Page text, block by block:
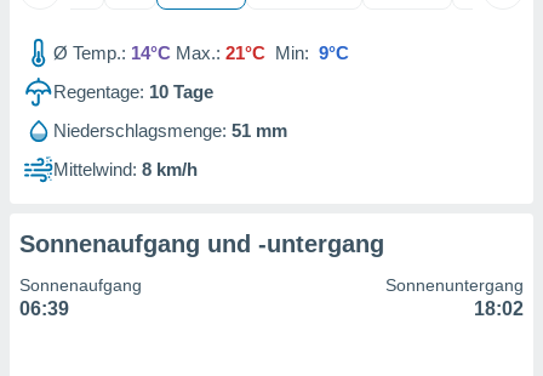
von
zur
der
von
von
Ø Temp.: 14°C Max.: 21°C Min: 9°C
Regentage: 10 Tage
Niederschlagsmenge: 51 mm
Mittelwind: 8 km/h
Sonnenaufgang und -untergang
Sonnenaufgang
06:39
Sonnenuntergang
18:02